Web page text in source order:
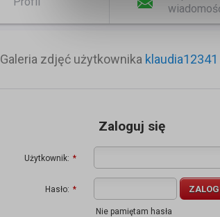
Galeria zdjęć użytkownika klaudia12341
Zaloguj się
Użytkownik: *
Hasło: *
Nie pamiętam hasła